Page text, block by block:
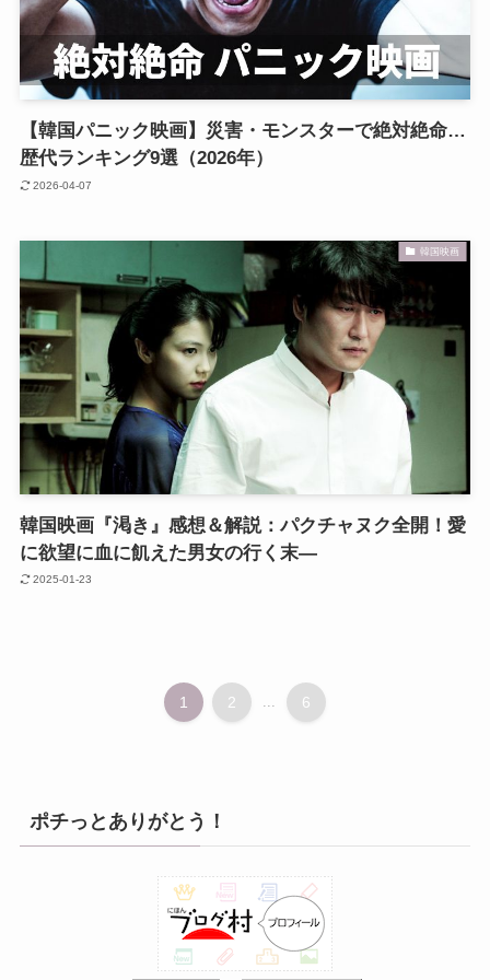
【韓国パニック映画】災害・モンスターで絶対絶命…
歴代ランキング9選（2026年）
2026-04-07
韓国映画
韓国映画『渇き』感想＆解説：パクチャヌク全開！愛
に欲望に血に飢えた男女の行く末―
2025-01-23
1 2 6
ポチっとありがとう！